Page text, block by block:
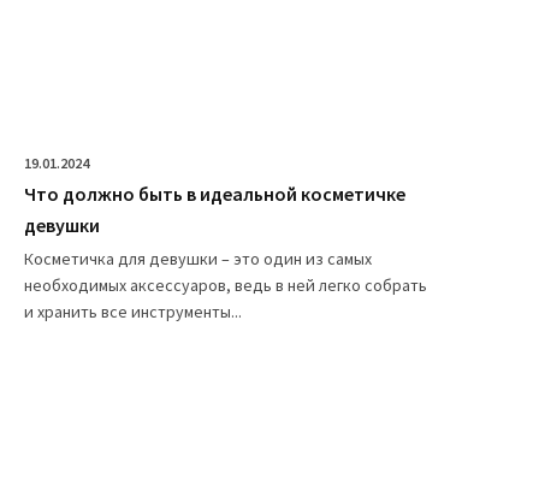
19.01.2024
Что должно быть в идеальной косметичке
девушки
Косметичка для девушки – это один из самых
необходимых аксессуаров, ведь в ней легко собрать
и хранить все инструменты...